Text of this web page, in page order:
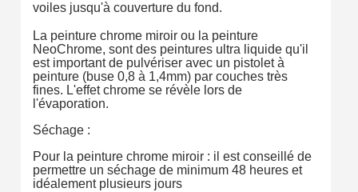
voiles jusqu'à couverture du fond.
La peinture chrome miroir ou la peinture
NeoChrome, sont des peintures ultra liquide qu'il
est important de pulvériser avec un pistolet à
peinture (buse 0,8 à 1,4mm) par couches très
fines. L'effet chrome se révèle lors de
l'évaporation.
Séchage :
Pour la peinture chrome miroir : il est conseillé de
permettre un séchage de minimum 48 heures et
idéalement plusieurs jours